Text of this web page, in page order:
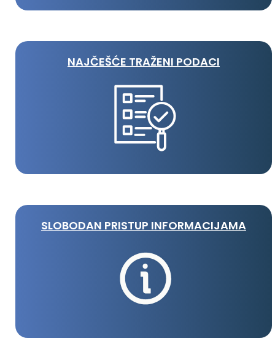
NAJČEŠĆE TRAŽENI PODACI
SLOBODAN PRISTUP INFORMACIJAMA